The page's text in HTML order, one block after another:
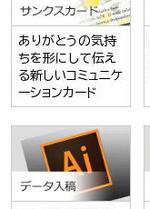
ありがとうの気持
ちを形にして伝え
る新しいコミュニケ
ーションカード